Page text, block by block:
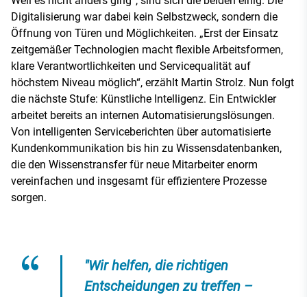
Digitalisierung war dabei kein Selbstzweck, sondern die
Öffnung von Türen und Möglichkeiten. „Erst der Einsatz
zeitgemäßer Technologien macht flexible Arbeitsformen,
klare Verantwortlichkeiten und Servicequalität auf
höchstem Niveau möglich“, erzählt Martin Strolz. Nun folgt
die nächste Stufe: Künstliche Intelligenz. Ein Entwickler
arbeitet bereits an internen Automatisierungslösungen.
Von intelligenten Serviceberichten über automatisierte
Kundenkommunikation bis hin zu Wissensdatenbanken,
die den Wissenstransfer für neue Mitarbeiter enorm
vereinfachen und insgesamt für effizientere Prozesse
sorgen.
"Wir helfen, die richtigen
Entscheidungen zu treffen –